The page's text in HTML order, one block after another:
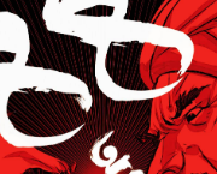
কুকি ব্যবহার হয়। আপনি রাজি
যাতে বুঝতে পারি কোন বই আপনাদের
আছে